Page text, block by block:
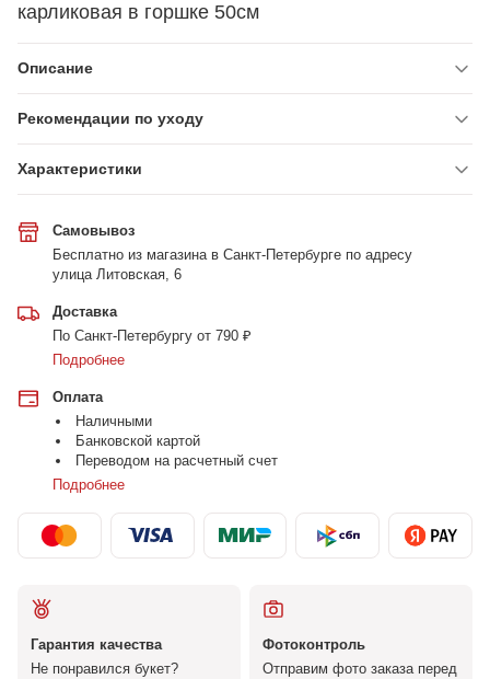
карликовая в горшке 50см
Описание
Рекомендации по уходу
Характеристики
Самовывоз
Бесплатно из магазина в Санкт-Петербурге по адресу
улица Литовская, 6
Доставка
По Санкт-Петербургу от 790 ₽
Подробнее
Оплата
Наличными
Банковской картой
Переводом на расчетный счет
Подробнее
Гарантия качества
Не понравился букет?
Фотоконтроль
Отправим фото заказа перед